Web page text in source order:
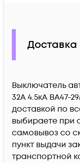
Доставка
Выключатель
32А 4.5кА ВА47-
доставкой по
выбираете при
самовывоз со
пункт выдачи
транспортной